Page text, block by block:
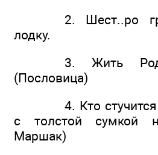
2. Шест..ро
лодку.
3. Жить
(Пословица)
4. Кто стучится в
с толстой сумкой
Маршак)